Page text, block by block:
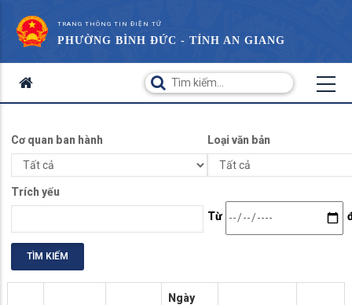
TRANG THÔNG TIN ĐIỆN TỬ
PHƯỜNG BÌNH ĐỨC - TỈNH AN GIANG
Cơ quan ban hành Loại văn bản
Trích yếu
Từ
Ngày